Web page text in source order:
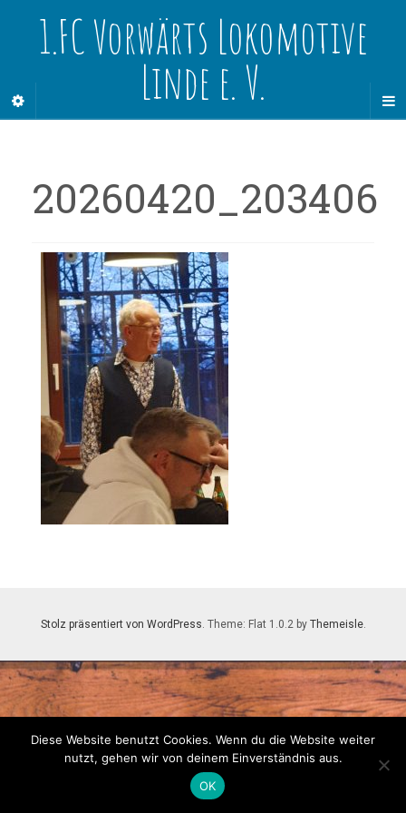
1.FC Vorwärts Lokomotive
Linde e. V.
20260420_203406
Stolz präsentiert von WordPress. Theme: Flat 1.0.2 by Themeisle.
Diese Website benutzt Cookies. Wenn du die Website weiter
nutzt, gehen wir von deinem Einverständnis aus.
OK